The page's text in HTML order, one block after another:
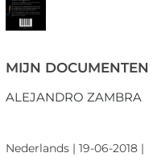
MIJN DOCUMENTEN
ALEJANDRO ZAMBRA
Nederlands | 19-06-2018 |